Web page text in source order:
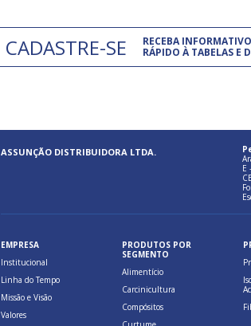
CADASTRE-SE
RECEBA
RÁPIDO À TABELAS E
ASSUNÇÃO DISTRIBUIDORA LTDA.
E
EMPRESA
Institucional
Linha do Tempo
Missão e Visão
Valores
PRODUTOS POR
SEGMENTO
Alimentício
Carcinicultura
Compósitos